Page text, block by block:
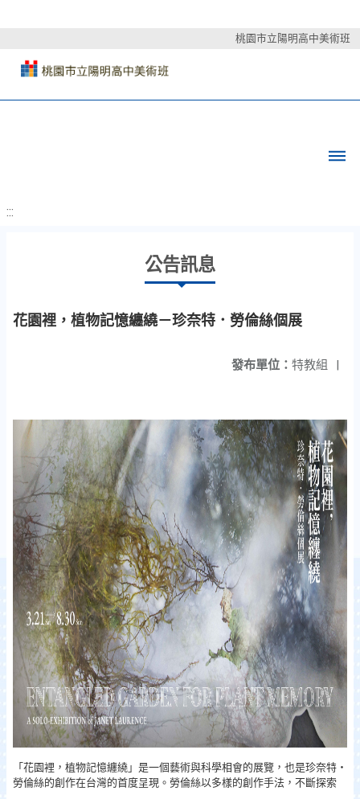
桃園市立陽明高中美術班
:::
公告訊息
花園裡，植物記憶纏繞－珍奈特．勞倫絲個展
發布單位： 特教組 |
「花園裡，植物記憶纏繞」是一個藝術與科學相會的展覽，也是珍奈特‧
勞倫絲的創作在台灣的首度呈現。勞倫絲以多樣的創作手法，不斷探索